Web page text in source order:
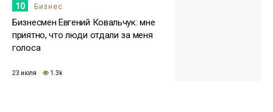
10 Бизнес
Бизнесмен Евгений Ковальчук: мне
приятно, что люди отдали за меня
голоса
23 июля 1.3k